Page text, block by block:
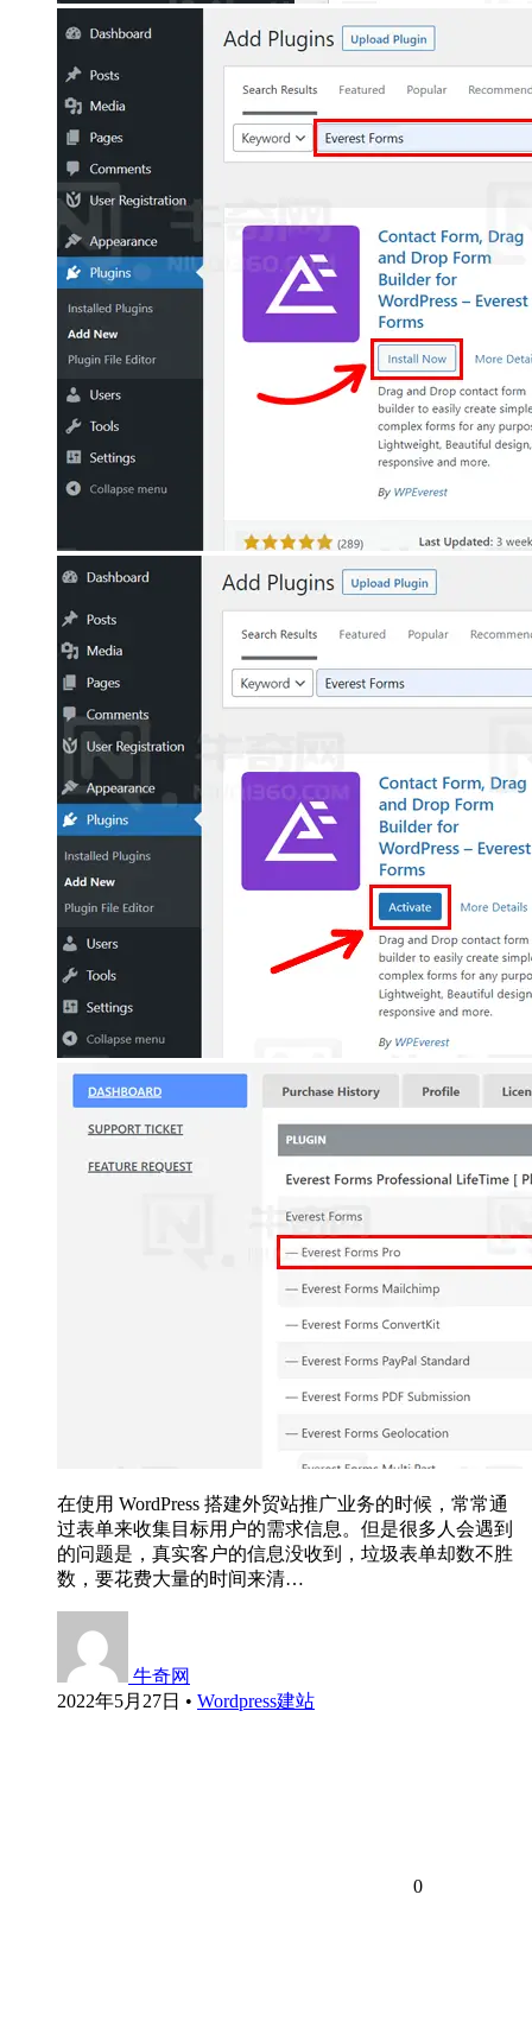
在使用 WordPress 搭建外贸站推广业务的时候，常常通
过表单来收集目标用户的需求信息。但是很多人会遇到
的问题是，真实客户的信息没收到，垃圾表单却数不胜
数，要花费大量的时间来清…
牛奇网
2022年5月27日 • Wordpress建站
0